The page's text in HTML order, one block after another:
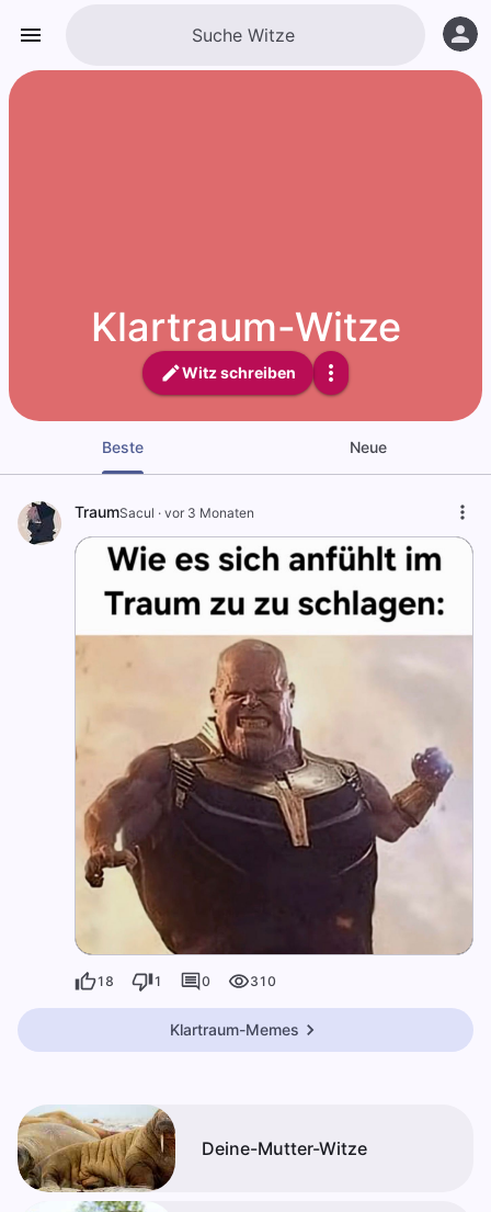
Klartraum-Witze
Witz schreiben
Beste Neue
TraumSacul · vor 3 Monaten
18 1 0 310
Klartraum-Memes
Deine-Mutter-Witze